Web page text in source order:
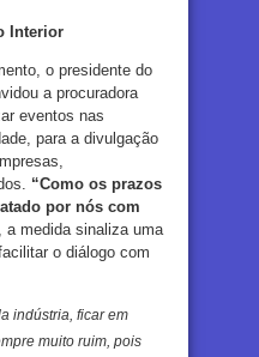
Interior
o presidente do
a procuradora
eventos nas
para a divulgação
“Como os prazos
por nós com
a medida sinaliza uma
o diálogo com
indústria, ficar em
muito ruim, pois